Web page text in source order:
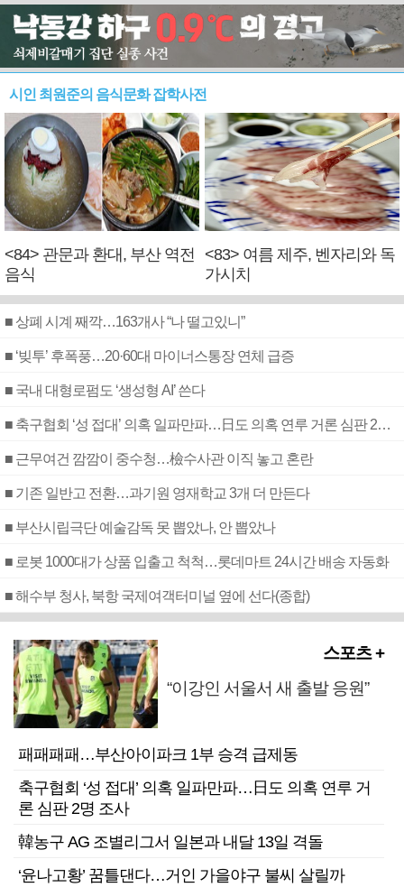
시인 최원준의 음식문화 잡학사전
<84> 관문과 환대, 부산 역전
음식
<83> 여름 제주, 벤자리와 독
가시치
■ 상폐 시계 째깍…163개사 “나 떨고있니”
■ ‘빚투’ 후폭풍…20·60대 마이너스통장 연체 급증
■ 국내 대형로펌도 ‘생성형 AI’ 쓴다
■ 축구협회 ‘성 접대’ 의혹 일파만파…日도 의혹 연루 거론 심판 2명 조사
■ 근무여건 깜깜이 중수청…檢수사관 이직 놓고 혼란
■ 기존 일반고 전환…과기원 영재학교 3개 더 만든다
■ 부산시립극단 예술감독 못 뽑았나, 안 뽑았나
■ 로봇 1000대가 상품 입출고 척척…롯데마트 24시간 배송 자동화
■ 해수부 청사, 북항 국제여객터미널 옆에 선다(종합)
스포츠 +
“이강인 서울서 새 출발 응원”
패패패패…부산아이파크 1부 승격 급제동
축구협회 ‘성 접대’ 의혹 일파만파…日도 의혹 연루 거
론 심판 2명 조사
韓농구 AG 조별리그서 일본과 내달 13일 격돌
‘윤나고황’ 꿈틀댄다…거인 가을야구 불씨 살릴까